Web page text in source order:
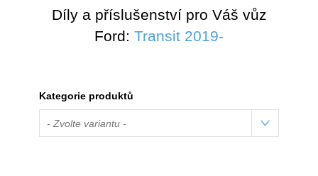
Díly a příslušenství pro Váš vůz
Ford: Transit 2019-
Kategorie produktů
- Zvolte variantu -